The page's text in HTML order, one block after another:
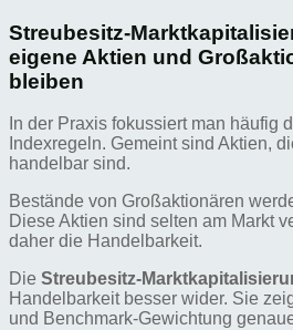
Streubesitz-
eigene Aktien und
bleiben
In der Praxis fokussiert man häufig
Indexregeln. Gemeint sind Aktien,
handelbar sind.
Bestände von Großaktionären
Diese Aktien sind selten am Markt
daher die Handelbarkeit.
Die Streubesitz-
Handelbarkeit besser wider. Sie
und Benchmark-Gewichtung